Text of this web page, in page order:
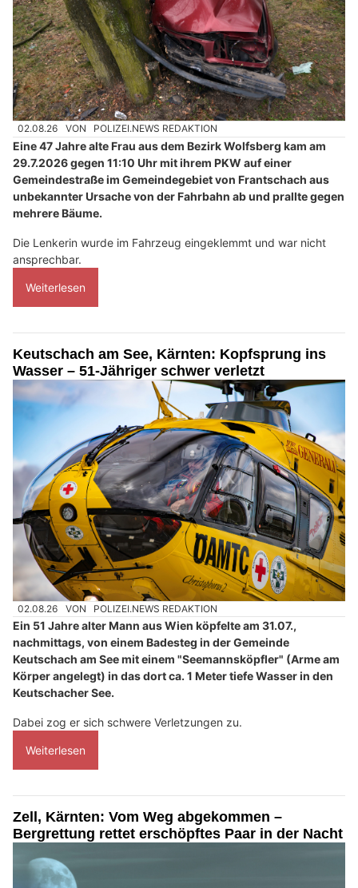
02.08.26 VON POLIZEI.NEWS REDAKTION
Eine 47 Jahre alte Frau aus dem Bezirk Wolfsberg kam am
29.7.2026 gegen 11:10 Uhr mit ihrem PKW auf einer
Gemeindestraße im Gemeindegebiet von Frantschach aus
unbekannter Ursache von der Fahrbahn ab und prallte gegen
mehrere Bäume.
Die Lenkerin wurde im Fahrzeug eingeklemmt und war nicht
ansprechbar.
Weiterlesen
Keutschach am See, Kärnten: Kopfsprung ins
Wasser – 51-Jähriger schwer verletzt
02.08.26 VON POLIZEI.NEWS REDAKTION
Ein 51 Jahre alter Mann aus Wien köpfelte am 31.07.,
nachmittags, von einem Badesteg in der Gemeinde
Keutschach am See mit einem "Seemannsköpfler" (Arme am
Körper angelegt) in das dort ca. 1 Meter tiefe Wasser in den
Keutschacher See.
Dabei zog er sich schwere Verletzungen zu.
Weiterlesen
Zell, Kärnten: Vom Weg abgekommen –
Bergrettung rettet erschöpftes Paar in der Nacht